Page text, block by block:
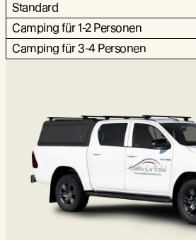
Standard
Camping für 1-2 Personen
Camping für 3-4 Personen